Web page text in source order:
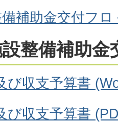
補助金交付フ
整備補助金
び収支予算書
び収支予算書